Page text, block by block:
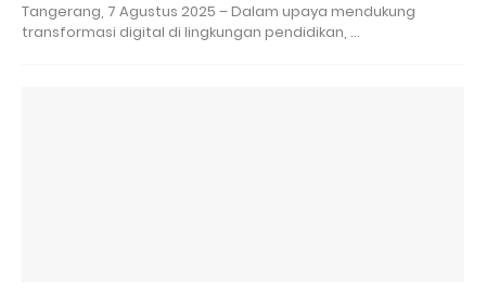
Tangerang, 7 Agustus 2025 – Dalam upaya mendukung
transformasi digital di lingkungan pendidikan, …